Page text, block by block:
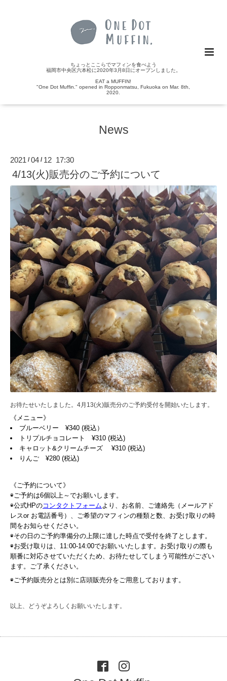
ちょっとここらでマフィンを食べよう
福岡市中央区六本松に2020年3月8日にオープンしました。
EAT a MUFFIN!
"One Dot Muffin." opened in Ropponmatsu, Fukuoka on Mar. 8th,
2020.
News
2021 /04 / 12 17:30
4/13(火)販売分のご予約について
お待たせいたしました。4月13(火)販売分のご予約受付を開始いたします。
《メニュー》
ブルーベリー ¥340 (税込）
トリプルチョコレート ¥310 (税込)
キャロット&クリームチーズ ¥310 (税込)
りんご ¥280 (税込)
《ご予約について》
◉ご予約は6個以上～でお願いします。
◉公式HPのコンタクトフォームより、お名前、ご連絡先（メールアド
レスor お電話番号）、ご希望のマフィンの種類と数、お受け取りの時
間をお知らせください。
◉その日のご予約準備分の上限に達した時点で受付を終了とします。
◉お受け取りは、11:00-14:00でお願いいたします。お受け取りの際も
順番に対応させていただくため、お待たせしてしまう可能性がござい
ます。ご了承ください。
◉ご予約販売分とは別に店頭販売分をご用意しております。
以上、どうぞよろしくお願いいたします。